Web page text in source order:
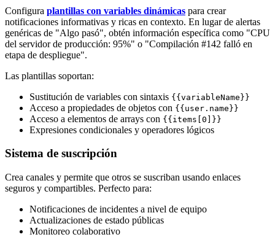
Configura plantillas con variables dinámicas para crear
notificaciones informativas y ricas en contexto. En lugar de alertas
genéricas de "Algo pasó", obtén información específica como "CPU
del servidor de producción: 95%" o "Compilación #142 falló en
etapa de despliegue".
Las plantillas soportan:
Sustitución de variables con sintaxis {{variableName}}
Acceso a propiedades de objetos con {{user.name}}
Acceso a elementos de arrays con {{items[0]}}
Expresiones condicionales y operadores lógicos
Sistema de suscripción
Crea canales y permite que otros se suscriban usando enlaces
seguros y compartibles. Perfecto para:
Notificaciones de incidentes a nivel de equipo
Actualizaciones de estado públicas
Monitoreo colaborativo